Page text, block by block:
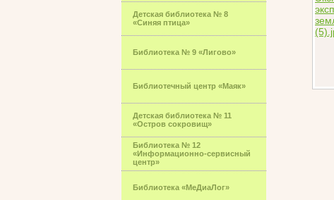
Детская библиотека № 8
«Синяя птица»
Библиотека № 9 «Лигово»
Библиотечный центр «Маяк»
Детская библиотека № 11
«Остров сокровищ»
Библиотека № 12
«Информационно-сервисный
центр»
Библиотека «МеДиаЛог»